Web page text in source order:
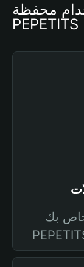
محفظة
PEPETITS
بك